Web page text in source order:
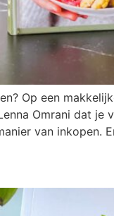
Op een
Omrani dat
van inkopen.